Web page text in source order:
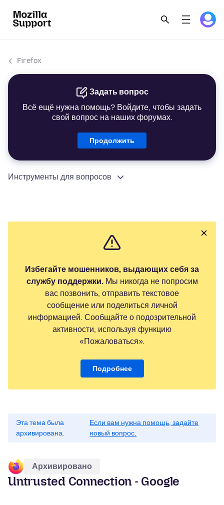
Firefox
Задать вопрос
Всё ещё нужна помощь? Войдите, чтобы задать
свой вопрос на наших форумах.
Продолжить
Инструменты для вопросов
Избегайте мошенников, выдающих себя за
службу поддержки.Мы никогда не попросим
вас позвонить, отправить текстовое
сообщение или поделиться личной
информацией. Сообщайте о подозрительной
активности, используя функцию
«Пожаловаться».
Подробнее
Эта тема была
архивирована.
Если вам нужна помощь, задайте
новый вопрос.
Архивировано
Untrusted Connection - Google